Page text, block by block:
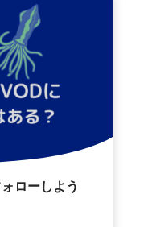
ローしよう